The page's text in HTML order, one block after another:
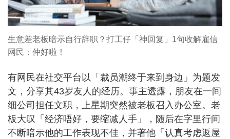
生意差老板暗示自行辞职？打工仔「神回复」1句收解雇信
网民：仲好啦！
有网民在社交平台以「裁员潮终于来到身边」为题发
文，分享其43岁友人的经历。事主透露，朋友在一间
细公司担任文职，上星期突然被老板召入办公室。老
板大叹「经济唔好，要缩减人手」，随后在字里行间
不断暗示他的工作表现不佳，并著他「认真考虑返屋